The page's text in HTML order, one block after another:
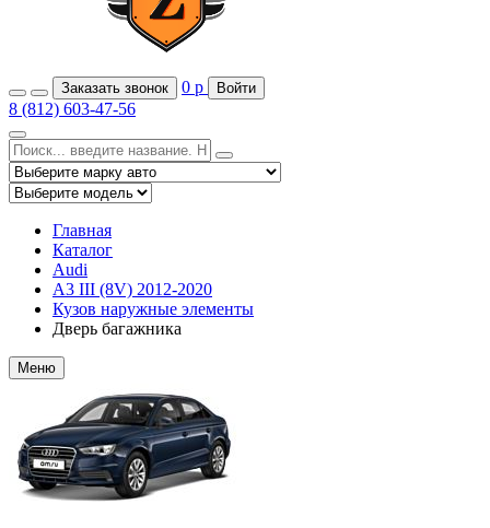
Заказать звонок 0 р Войти
8 (812) 603-47-56
Главная
Каталог
Audi
A3 III (8V) 2012-2020
Кузов наружные элементы
Дверь багажника
Меню